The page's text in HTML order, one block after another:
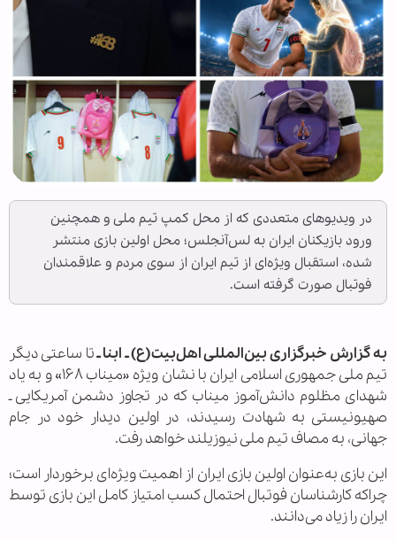
در ویدیوهای متعددی که از محل کمپ تیم ملی و همچنین
ورود بازیکنان ایران به لس‌آنجلس؛ محل اولین بازی منتشر
شده، استقبال ویژه‌ای از تیم ایران از سوی مردم و علاقمندان
فوتبال صورت گرفته است.
به گزارش خبرگزاری بین‌المللی اهل‌بیت(ع) ـ ابنا ـتا ساعتی دیگر
تیم ملی جمهوری اسلامی ایران با نشان ویژه «میناب ۱۶۸» و به یاد
شهدای مظلوم دانش‌آموز میناب که در تجاوز دشمن آمریکایی ـ
صهیونیستی به شهادت رسیدند، در اولین دیدار خود در جام
جهانی، به مصاف تیم ملی نیوزیلند خواهد رفت.
این بازی به‌عنوان اولین بازی ایران از اهمیت ویژه‌ای برخوردار است؛
چراکه کارشناسان فوتبال احتمال کسب امتیاز کامل این بازی توسط
ایران را زیاد می‌دانند.